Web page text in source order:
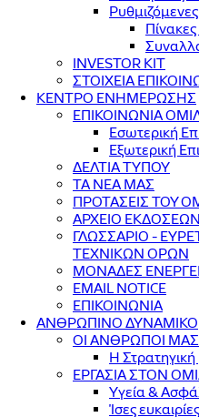
INVESTOR KIT
ΣΤΟΙΧΕΙΑ
ΚΕΝΤΡΟ ΕΝΗΜΕΡΩΣΗΣ
ΕΠΙΚΟΙΝΩΝΙΑ
Εσωτερική
Εξωτερική
ΔΕΛΤΙΑ ΤΥΠΟΥ
ΤΑ ΝΕΑ ΜΑΣ
ΠΡΟΤΑΣΕΙΣ ΤΟΥ
ΑΡΧΕΙΟ ΕΚΔΟΣΕΩΝ
ΓΛΩΣΣΑΡΙΟ -
ΤΕΧΝΙΚΩΝ ΟΡΩΝ
ΜΟΝΑΔΕΣ
EMAIL NOTICE
ΕΠΙΚΟΙΝΩΝΙΑ
ΑΝΘΡΩΠΙΝΟ ΔΥΝΑΜΙΚΟ
ΟΙ ΑΝΘΡΩΠΟΙ ΜΑΣ
Η
ΕΡΓΑΣΙΑ ΣΤΟΝ
Υγεία &
Ίσες ευκαιρίες